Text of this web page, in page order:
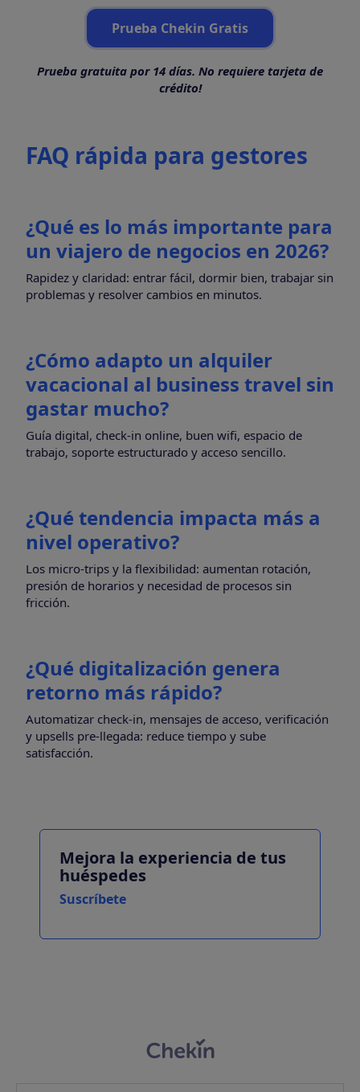
Prueba Chekin Gratis
Prueba gratuita por 14 días. No requiere tarjeta de
crédito!
FAQ rápida para gestores
¿Qué es lo más importante para
un viajero de negocios en 2026?
Rapidez y claridad: entrar fácil, dormir bien, trabajar sin
problemas y resolver cambios en minutos.
¿Cómo adapto un alquiler
vacacional al business travel sin
gastar mucho?
Guía digital, check-in online, buen wifi, espacio de
trabajo, soporte estructurado y acceso sencillo.
¿Qué tendencia impacta más a
nivel operativo?
Los micro-trips y la flexibilidad: aumentan rotación,
presión de horarios y necesidad de procesos sin
fricción.
¿Qué digitalización genera
retorno más rápido?
Automatizar check-in, mensajes de acceso, verificación
y upsells pre-llegada: reduce tiempo y sube
satisfacción.
Mejora la experiencia de tus
huéspedes
Suscríbete